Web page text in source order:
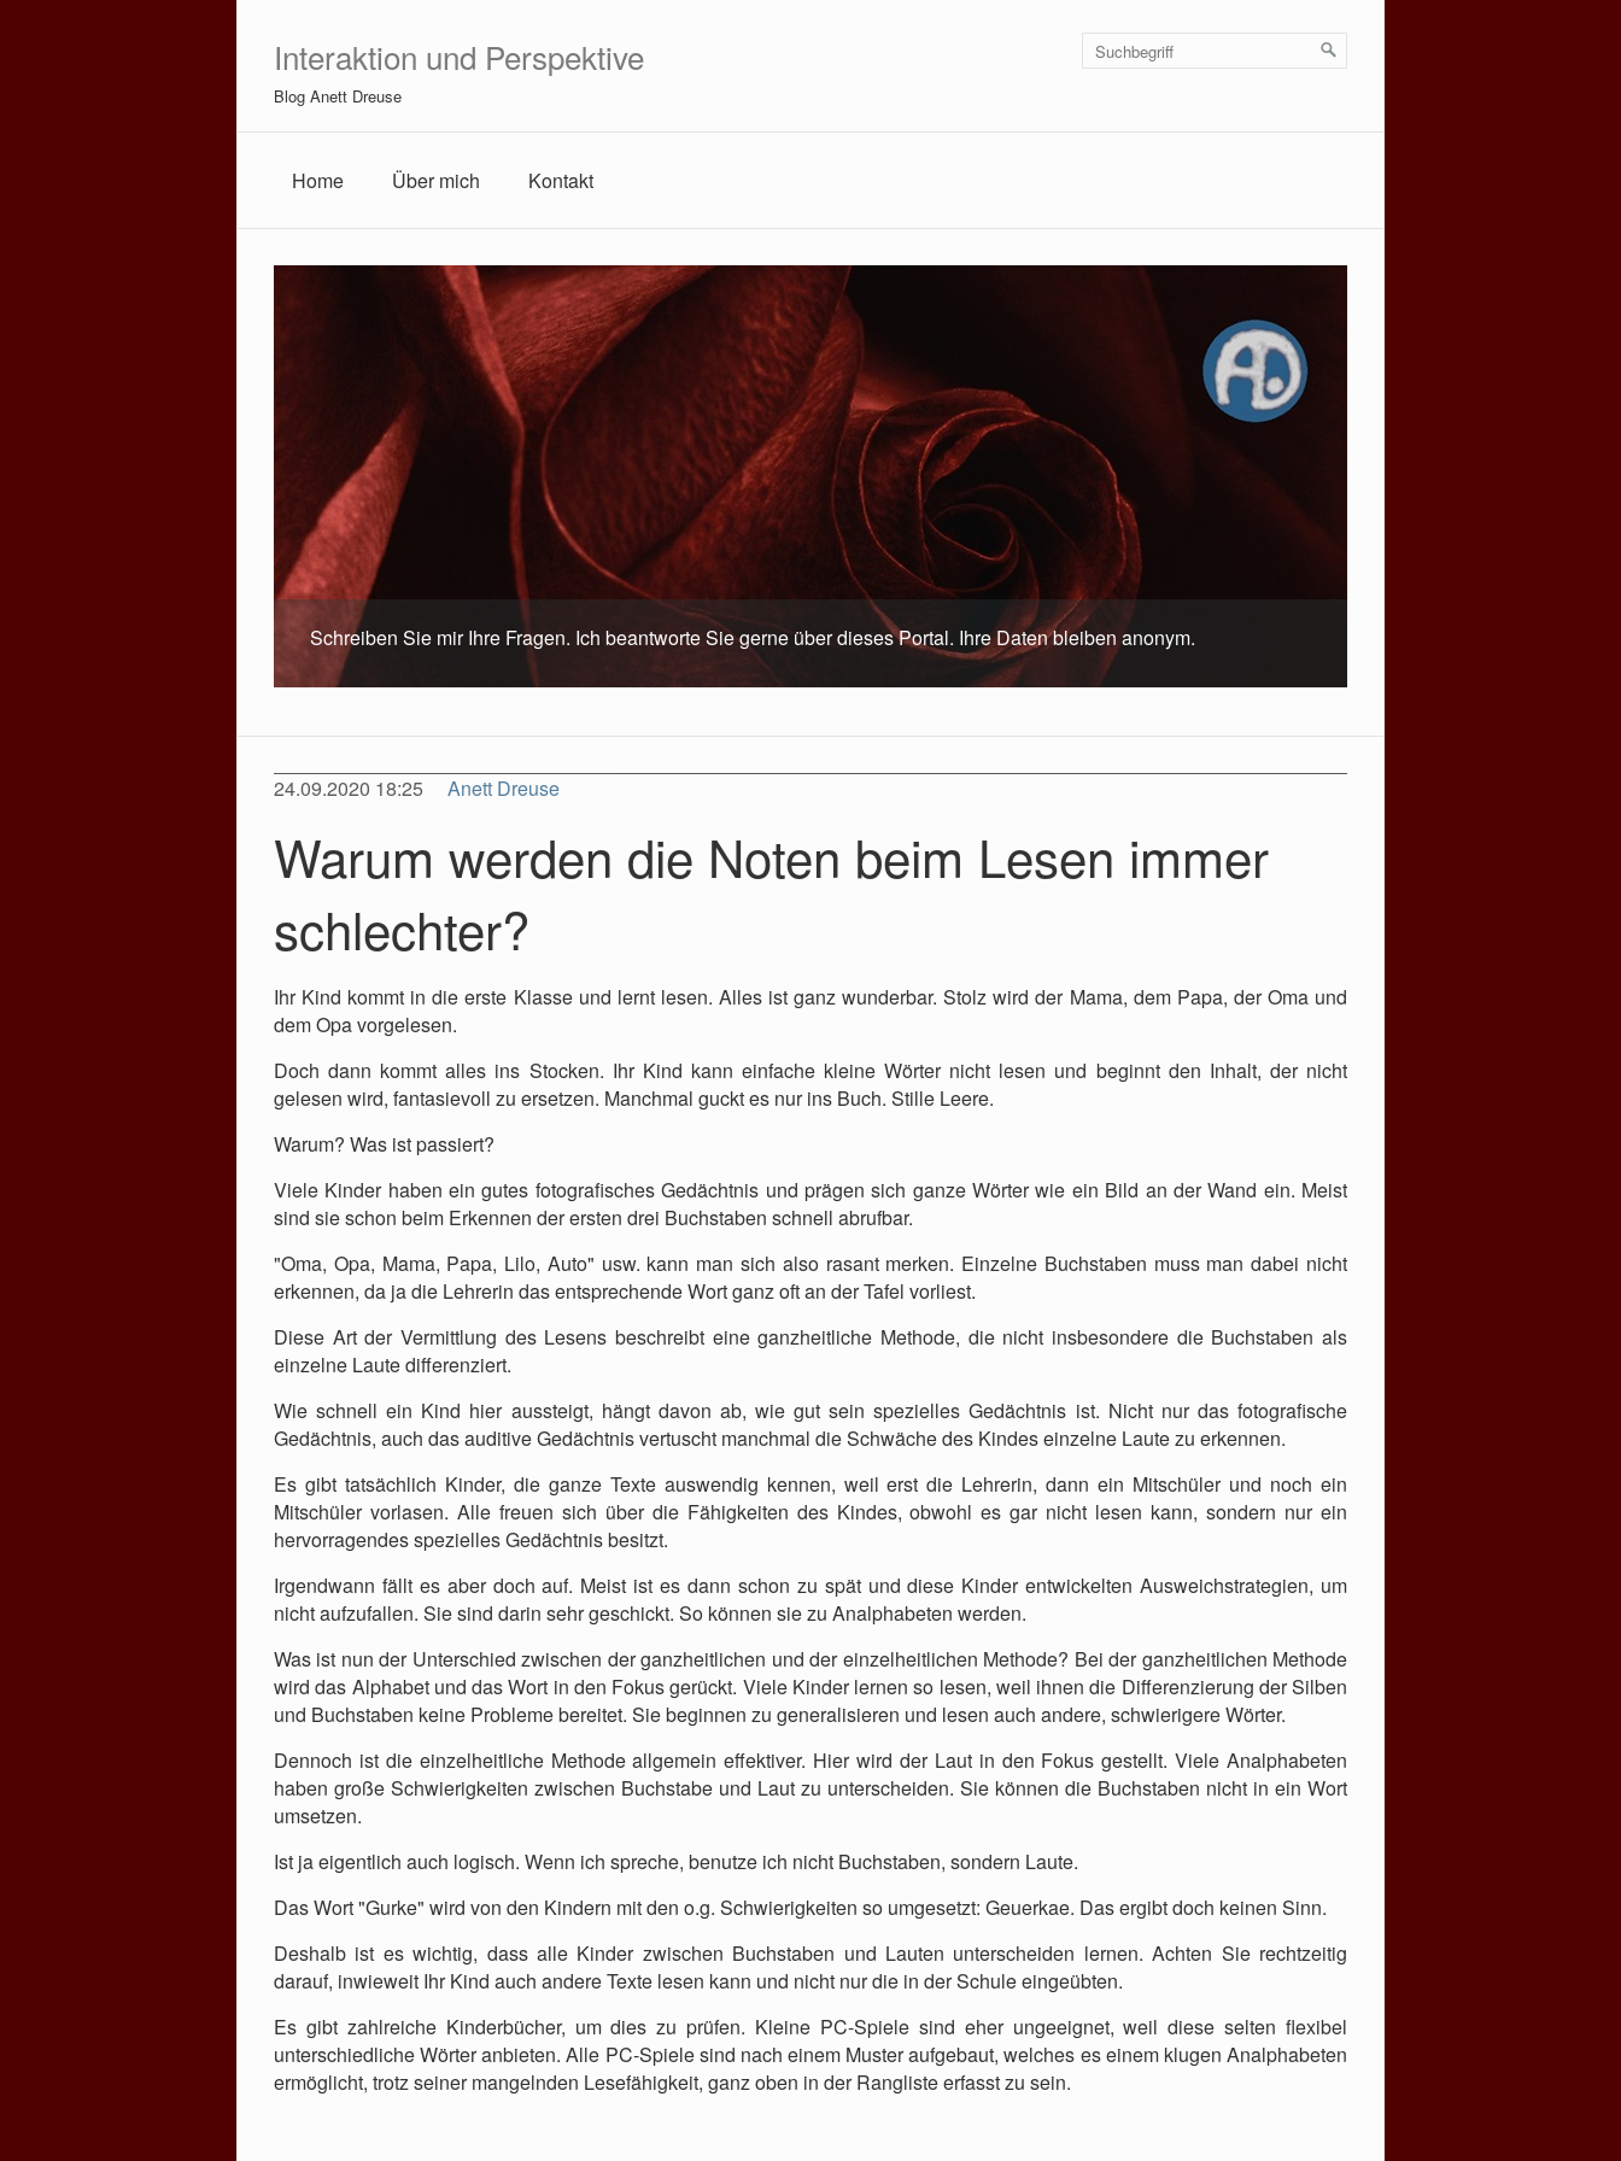
Interaktion und Perspektive
Blog Anett Dreuse
Home Über mich Kontakt
Schreiben Sie mir Ihre Fragen. Ich beantworte Sie gerne über dieses Portal. Ihre Daten bleiben anonym.
24.09.2020 18:25 Anett Dreuse
Warum werden die Noten beim Lesen immer
schlechter?
Ihr Kind kommt in die erste Klasse und lernt lesen. Alles ist ganz wunderbar. Stolz wird der Mama, dem Papa, der Oma und
dem Opa vorgelesen.
Doch dann kommt alles ins Stocken. Ihr Kind kann einfache kleine Wörter nicht lesen und beginnt den Inhalt, der nicht
gelesen wird, fantasievoll zu ersetzen. Manchmal guckt es nur ins Buch. Stille Leere.
Warum? Was ist passiert?
Viele Kinder haben ein gutes fotografisches Gedächtnis und prägen sich ganze Wörter wie ein Bild an der Wand ein. Meist
sind sie schon beim Erkennen der ersten drei Buchstaben schnell abrufbar.
"Oma, Opa, Mama, Papa, Lilo, Auto" usw. kann man sich also rasant merken. Einzelne Buchstaben muss man dabei nicht
erkennen, da ja die Lehrerin das entsprechende Wort ganz oft an der Tafel vorliest.
Diese Art der Vermittlung des Lesens beschreibt eine ganzheitliche Methode, die nicht insbesondere die Buchstaben als
einzelne Laute differenziert.
Wie schnell ein Kind hier aussteigt, hängt davon ab, wie gut sein spezielles Gedächtnis ist. Nicht nur das fotografische
Gedächtnis, auch das auditive Gedächtnis vertuscht manchmal die Schwäche des Kindes einzelne Laute zu erkennen.
Es gibt tatsächlich Kinder, die ganze Texte auswendig kennen, weil erst die Lehrerin, dann ein Mitschüler und noch ein
Mitschüler vorlasen. Alle freuen sich über die Fähigkeiten des Kindes, obwohl es gar nicht lesen kann, sondern nur ein
hervorragendes spezielles Gedächtnis besitzt.
Irgendwann fällt es aber doch auf. Meist ist es dann schon zu spät und diese Kinder entwickelten Ausweichstrategien, um
nicht aufzufallen. Sie sind darin sehr geschickt. So können sie zu Analphabeten werden.
Was ist nun der Unterschied zwischen der ganzheitlichen und der einzelheitlichen Methode? Bei der ganzheitlichen Methode
wird das Alphabet und das Wort in den Fokus gerückt. Viele Kinder lernen so lesen, weil ihnen die Differenzierung der Silben
und Buchstaben keine Probleme bereitet. Sie beginnen zu generalisieren und lesen auch andere, schwierigere Wörter.
Dennoch ist die einzelheitliche Methode allgemein effektiver. Hier wird der Laut in den Fokus gestellt. Viele Analphabeten
haben große Schwierigkeiten zwischen Buchstabe und Laut zu unterscheiden. Sie können die Buchstaben nicht in ein Wort
umsetzen.
Ist ja eigentlich auch logisch. Wenn ich spreche, benutze ich nicht Buchstaben, sondern Laute.
Das Wort "Gurke" wird von den Kindern mit den o.g. Schwierigkeiten so umgesetzt: Geuerkae. Das ergibt doch keinen Sinn.
Deshalb ist es wichtig, dass alle Kinder zwischen Buchstaben und Lauten unterscheiden lernen. Achten Sie rechtzeitig
darauf, inwieweit Ihr Kind auch andere Texte lesen kann und nicht nur die in der Schule eingeübten.
Es gibt zahlreiche Kinderbücher, um dies zu prüfen. Kleine PC-Spiele sind eher ungeeignet, weil diese selten flexibel
unterschiedliche Wörter anbieten. Alle PC-Spiele sind nach einem Muster aufgebaut, welches es einem klugen Analphabeten
ermöglicht, trotz seiner mangelnden Lesefähigkeit, ganz oben in der Rangliste erfasst zu sein.